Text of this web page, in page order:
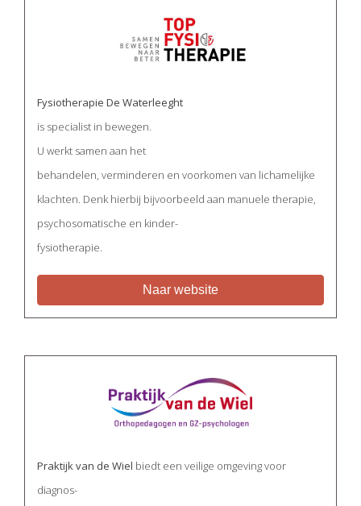
Fysiotherapie De Waterleeght
is specialist in bewegen.
U werkt samen aan het
behandelen, verminderen en voorkomen van lichamelijke
klachten. Denk hierbij bijvoorbeeld aan manuele therapie,
psychosomatische en kinder-
fysiotherapie.
Naar website
Praktijk van de Wiel biedt een veilige omgeving voor
diagnos-